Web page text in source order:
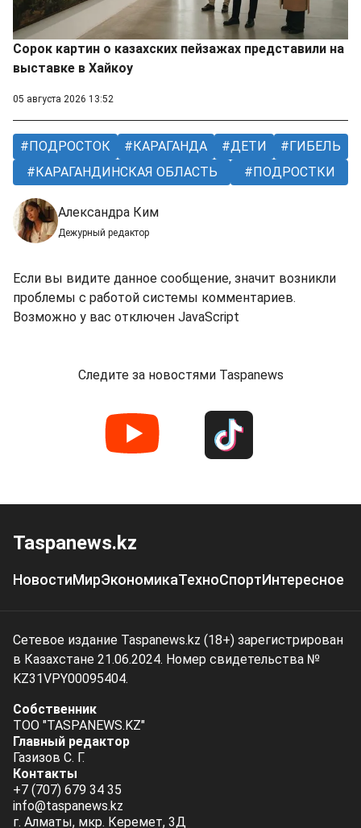
Сорок картин о казахских пейзажах представили на
выставке в Хайкоу
05 августа 2026 13:52
ПОДРОСТОК КАРАГАНДА ДЕТИ
ГИБЕЛЬ
КАРАГАНДИНСКАЯ ОБЛАСТЬ
ПОДРОСТКИ
Александра Ким
Дежурный редактор
Если вы видите данное сообщение, значит возникли
проблемы с работой системы комментариев.
Возможно у вас отключен JavaScript
Следите за новостями Taspanews
Taspanews.kz
НовостиМирЭкономикаТехноСпортИнтересное
Сетевое издание Taspanews.kz (18+) зарегистрирован
в Казахстане 21.06.2024. Номер свидетельства №
KZ31VPY00095404.
Собственник
ТОО "TASPANEWS.KZ"
Главный редактор
Газизов С. Г.
Контакты
+7 (707) 679 34 35
info@taspanews.kz
г. Алматы, мкр. Керемет, 3Д